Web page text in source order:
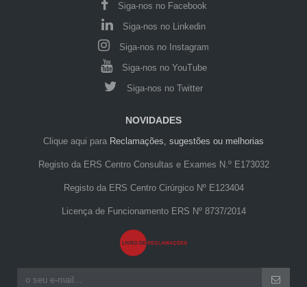
Siga-nos no Facebook
Siga-nos no Linkedin
Siga-nos no Instagram
Siga-nos no YouTube
Siga-nos no Twitter
NOVIDADES
Clique aqui para Reclamações, sugestões ou melhorias
Registo da ERS Centro Consultas e Exames N.º E173032
Registo da ERS Centro Cirúrgico Nº E123404
Licença de Funcionamento ERS Nº 8737/2014